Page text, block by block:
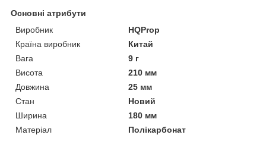
Основні атрибути
Виробник
HQProp
Країна виробник
Китай
Вага
9 г
Висота
210 мм
Довжина
25 мм
Стан
Новий
Ширина
180 мм
Матеріал
Полікарбонат